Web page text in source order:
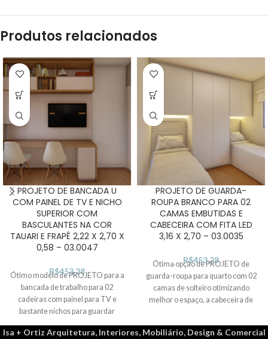
Produtos relacionados
PROJETO DE BANCADA U
COM PAINEL DE TV E NICHO
SUPERIOR COM
BASCULANTES NA COR
TAUARI E FRAPÊ 2,22 X 2,70 X
0,58 – 03.0047
R$453,28
Ótimo modelo de PROJETO para a
bancada de trabalho para 02
cadeiras com painel para TV e
bastante nichos para guardar
pertences. Trazendo um design
único e moderno com acabamento
PROJETO DE GUARDA-
ROUPA BRANCO PARA 02
CAMAS EMBUTIDAS E
CABECEIRA COM FITA LED
3,16 X 2,70 – 03.0035
R$453,28
Ótima opção de PROJETO de
guarda-roupa para quarto com 02
camas de solteiro otimizando
melhor o espaço, a cabeceira de
topo, tamponamento e portas com
acabamento uniforme em
Isa + Ortiz Arquitetura, Interiores, Mobiliário, Design & Comercial